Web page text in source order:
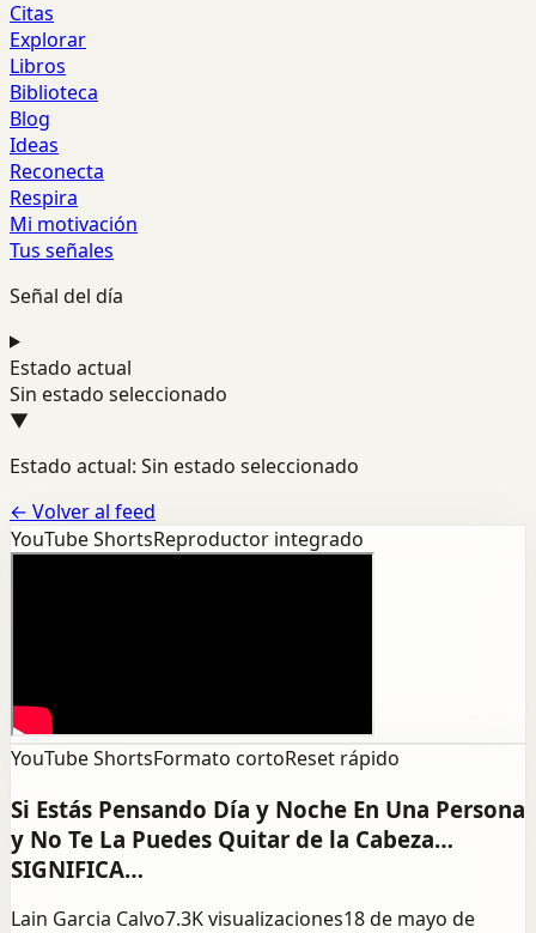
Citas
Explorar
Libros
Biblioteca
Blog
Ideas
Reconecta
Respira
Mi motivación
Tus señales
Señal del día
Estado actual
Sin estado seleccionado
▼
Estado actual: Sin estado seleccionado
← Volver al feed
YouTube ShortsReproductor integrado
YouTube ShortsFormato cortoReset rápido
Si Estás Pensando Día y Noche En Una Persona
y No Te La Puedes Quitar de la Cabeza…
SIGNIFICA…
Lain Garcia Calvo7.3Kvisualizaciones18 de mayo de